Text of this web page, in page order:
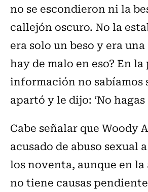
no se escondieron ni la
callejón oscuro. No la
era solo un beso y era una
hay de malo en eso? En
información no sabíamos
apartó y le dijo: ‘No hagas
Cabe señalar que Woody
acusado de abuso sexual
los noventa, aunque en
no tiene causas